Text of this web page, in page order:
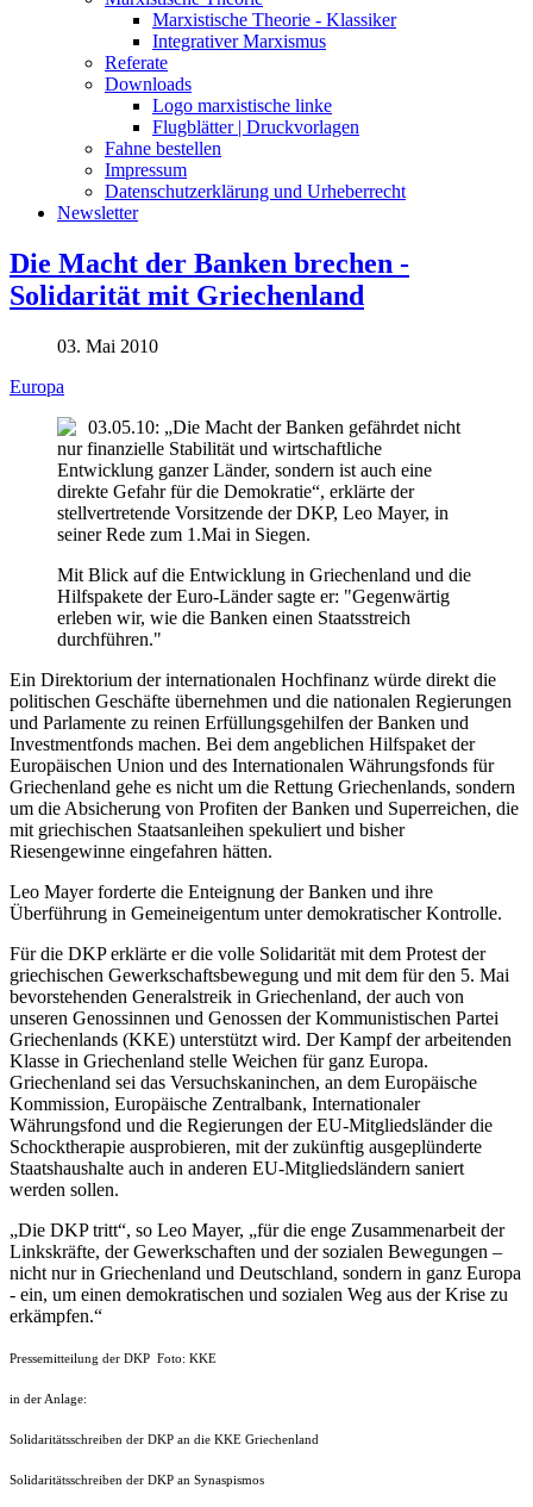
Marxistische Theorie - Klassiker
Integrativer Marxismus
Referate
Downloads
Logo marxistische linke
Flugblätter | Druckvorlagen
Fahne bestellen
Impressum
Datenschutzerklärung und Urheberrecht
Newsletter
Die Macht der Banken brechen -
Solidarität mit Griechenland
03. Mai 2010
Europa
03.05.10: „Die Macht der Banken gefährdet nicht
nur finanzielle Stabilität und wirtschaftliche
Entwicklung ganzer Länder, sondern ist auch eine
direkte Gefahr für die Demokratie“, erklärte der
stellvertretende Vorsitzende der DKP, Leo Mayer, in
seiner Rede zum 1.Mai in Siegen.
Mit Blick auf die Entwicklung in Griechenland und die
Hilfspakete der Euro-Länder sagte er: "Gegenwärtig
erleben wir, wie die Banken einen Staatsstreich
durchführen."
Ein Direktorium der internationalen Hochfinanz würde direkt die
politischen Geschäfte übernehmen und die nationalen Regierungen
und Parlamente zu reinen Erfüllungsgehilfen der Banken und
Investmentfonds machen. Bei dem angeblichen Hilfspaket der
Europäischen Union und des Internationalen Währungsfonds für
Griechenland gehe es nicht um die Rettung Griechenlands, sondern
um die Absicherung von Profiten der Banken und Superreichen, die
mit griechischen Staatsanleihen spekuliert und bisher
Riesengewinne eingefahren hätten.
Leo Mayer forderte die Enteignung der Banken und ihre
Überführung in Gemeineigentum unter demokratischer Kontrolle.
Für die DKP erklärte er die volle Solidarität mit dem Protest der
griechischen Gewerkschaftsbewegung und mit dem für den 5. Mai
bevorstehenden Generalstreik in Griechenland, der auch von
unseren Genossinnen und Genossen der Kommunistischen Partei
Griechenlands (KKE) unterstützt wird. Der Kampf der arbeitenden
Klasse in Griechenland stelle Weichen für ganz Europa.
Griechenland sei das Versuchskaninchen, an dem Europäische
Kommission, Europäische Zentralbank, Internationaler
Währungsfond und die Regierungen der EU-Mitgliedsländer die
Schocktherapie ausprobieren, mit der zukünftig ausgeplünderte
Staatshaushalte auch in anderen EU-Mitgliedsländern saniert
werden sollen.
„Die DKP tritt“, so Leo Mayer, „für die enge Zusammenarbeit der
Linkskräfte, der Gewerkschaften und der sozialen Bewegungen –
nicht nur in Griechenland und Deutschland, sondern in ganz Europa
- ein, um einen demokratischen und sozialen Weg aus der Krise zu
erkämpfen.“
Pressemitteilung der DKP Foto: KKE
in der Anlage:
Solidaritätsschreiben der DKP an die KKE Griechenland
Solidaritätsschreiben der DKP an Synaspismos